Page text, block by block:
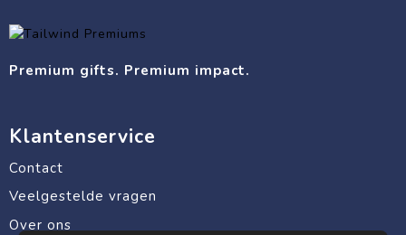
Premium gifts. Premium impact.
Klantenservice
Contact
Veelgestelde vragen
Over ons